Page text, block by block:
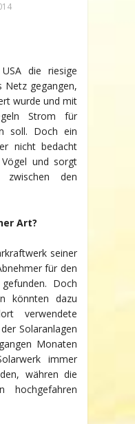
die riesige
Netz gegangen,
wurde und mit
Strom für
soll. Doch ein
nicht bedacht
und sorgt
den
Art?
seiner
für den
Doch
könnten dazu
verwendete
Solaranlagen
Monaten
immer
währen die
hochgefahren